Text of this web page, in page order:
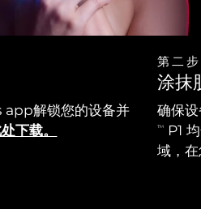
app解锁您的设备并
下载。
第二步
涂抹
确保
TMP1
域，